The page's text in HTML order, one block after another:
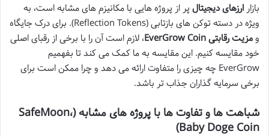
بازار ارزهای دیجیتال پر از پروژه هایی با مکانیزم های مشابه است، به
ویژه در دسته توکن های بازتابی (Reflection Tokens). برای درک جایگاه
ومزیت رقابتی EverGrow Coin
، لازم است آن را با برخی از رقبای اصلی
خود مقایسه کنیم. این مقایسه به ما کمک می کند تا بفهمیم
EverGrow چه چیزی را متفاوت ارائه می دهد و چرا ممکن است برای
برخی سرمایه گذاران جذاب تر باشد.
شباهت ها و تفاوت ها با پروژه های مشابه (SafeMoon،
Baby Doge Coin)